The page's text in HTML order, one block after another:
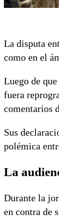
La disputa
como en el
Luego de
fuera
comentarios
Sus
polémica
La
Durante la
en contra de